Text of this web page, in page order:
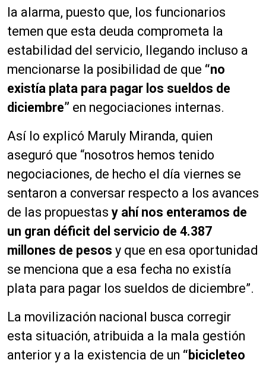
la alarma, puesto que, los funcionarios
temen que esta deuda comprometa la
estabilidad del servicio, llegando incluso a
mencionarse la posibilidad de que “no
existía plata para pagar los sueldos de
diciembre” en negociaciones internas.
Así lo explicó Maruly Miranda, quien
aseguró que “nosotros hemos tenido
negociaciones, de hecho el día viernes se
sentaron a conversar respecto a los avances
de las propuestas y ahí nos enteramos de
un gran déficit del servicio de 4.387
millones de pesos y que en esa oportunidad
se menciona que a esa fecha no existía
plata para pagar los sueldos de diciembre”.
La movilización nacional busca corregir
esta situación, atribuida a la mala gestión
anterior y a la existencia de un “bicicleteo